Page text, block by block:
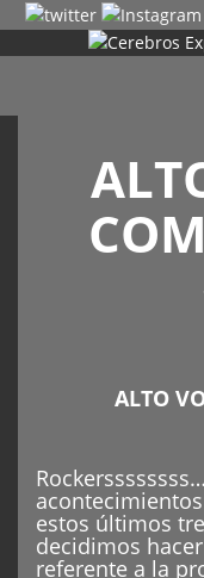
ALTO
estos últimos
decidimos
referente a la